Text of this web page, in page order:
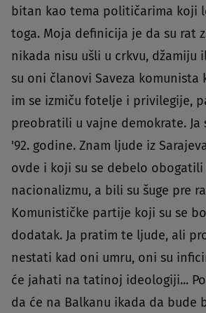
bitan kao tema političarima koji
toga. Moja definicija je da su rat
nikada nisu ušli u crkvu, džamiju
su oni članovi Saveza komunista
im se izmiču fotelje i privilegije,
preobratili u vajne demokrate.
'92. godine. Znam ljude iz
ovde i koji su se debelo obogatili
nacionalizmu, a bili su šuge pre
Komunističke partije koji su se
dodatak. Ja pratim te ljude, ali
nestati kad oni umru, oni su
će jahati na tatinoj ideologiji...
da će na Balkanu ikada da bude